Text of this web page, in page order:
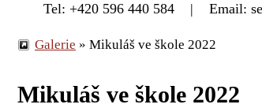
Tel: +420 596 440 584 | Email:
Galerie » Mikuláš ve škole 2022
Mikuláš ve škole 2022